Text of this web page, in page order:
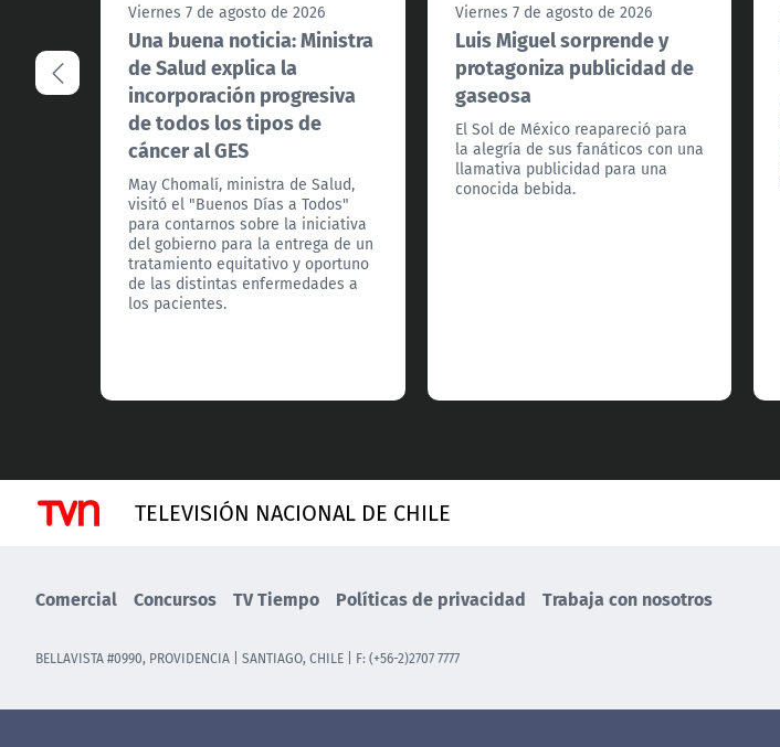
Viernes 7 de agosto de 2026
Una buena noticia: Ministra
de Salud explica la
incorporación progresiva
de todos los tipos de
cáncer al GES
May Chomalí, ministra de Salud,
visitó el "Buenos Días a Todos"
para contarnos sobre la iniciativa
del gobierno para la entrega de un
tratamiento equitativo y oportuno
de las distintas enfermedades a
los pacientes.
Viernes 7 de agosto de 2026
Luis Miguel sorprende y
protagoniza publicidad de
gaseosa
El Sol de México reapareció para
la alegría de sus fanáticos con una
llamativa publicidad para una
conocida bebida.
TELEVISIÓN NACIONAL DE CHILE
Comercial Concursos TV Tiempo Políticas de privacidad Trabaja con nosotros
BELLAVISTA #0990, PROVIDENCIA | SANTIAGO, CHILE | F: (+56-2)2707 7777